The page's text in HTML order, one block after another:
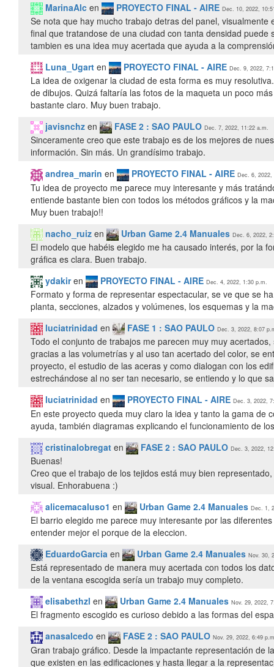
MarinaAlc en PROYECTO FINAL - AIRE Dec. 10, 2022,
Se nota que hay mucho trabajo detras del panel,
final que tratandose de una ciudad con tanta densidad
Luna_Ugart en PROYECTO FINAL - AIRE Dec. 9, 2022,
La idea de oxigenar la ciudad de esta forma es muy
de dibujos. Quizá faltaría las fotos de la maqueta un poco
bastante claro. Muy buen trabajo.
javisnchz en FASE 2 : SAO PAULO Dec. 7, 2022, 11:22 a.m.
Sinceramente creo que este trabajo es de los mejores de
información. Sin más. Un grandísimo trabajo.
andrea_marin en PROYECTO FINAL - AIRE Dec. 6, 2022,
Tu idea de proyecto me parece muy interesante y más
entiende bastante bien con todos los métodos gráficos y la
Muy buen trabajo!!
nacho_ruiz en Urban Game 2.4 Manuales Dec. 6, 2022,
El modelo que habéis elegido me ha causado interés, por la
gráfica es clara. Buen trabajo.
ydakiren PROYECTO FINAL - AIRE Dec. 4, 2022, 1:30 p.m.
Formato y forma de representar espectacular, se ve que se
planta, secciones, alzados y volúmenes, los esquemas y la
luciatrinidad en FASE 1 : SAO PAULO Dec. 3, 2022, 8:07
Todo el conjunto de trabajos me parecen muy muy
gracias a las volumetrías y al uso tan acertado del color, se
proyecto, el estudio de las aceras y como dialogan con los
estrechándose al no ser tan necesario, se entiendo y lo que
luciatrinidad en PROYECTO FINAL - AIRE Dec. 3, 2022,
En este proyecto queda muy claro la idea y tanto la gama
ayuda, también diagramas explicando el funcionamiento de
cristinalobregat en FASE 2 : SAO PAULO Dec. 3, 2022,
Buenas!
Creo que el trabajo de los tejidos está muy bien
visual. Enhorabuena :)
alicemacaluso1 en Urban Game 2.4 Manuales Dec. 1,
El barrio elegido me parece muy interesante por las
entender mejor el porque de la eleccion.
EduardoGarcia en Urban Game 2.4 Manuales Nov. 30,
Está representado de manera muy acertada con todos los
de la ventana escogida sería un trabajo muy completo.
elisabethzl en Urban Game 2.4 Manuales Nov. 29, 2022,
El fragmento escogido es curioso debido a las formas del
anasalcedo en FASE 2 : SAO PAULO Nov. 29, 2022, 6:49
Gran trabajo gráfico. Desde la impactante representación de
que existen en las edificaciones y hasta llegar a la